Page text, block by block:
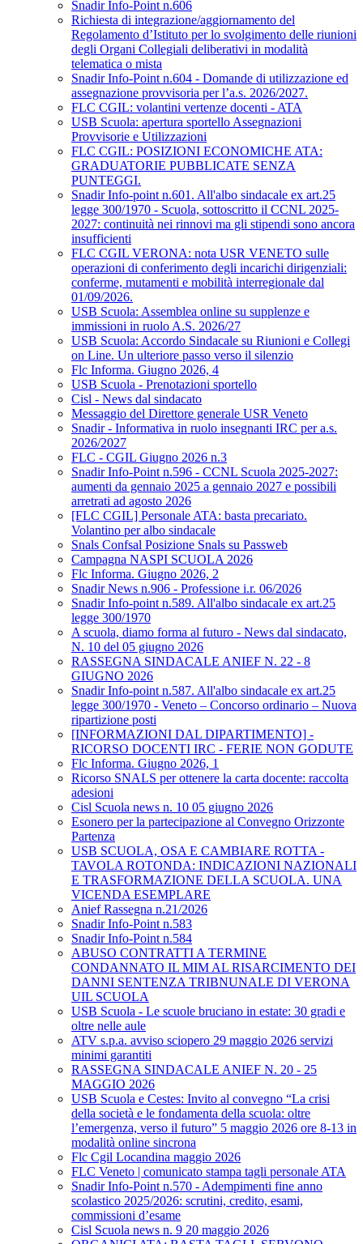
Snadir Info-Point n.606
Richiesta di integrazione/aggiornamento del
Regolamento d’Istituto per lo svolgimento delle riunioni
degli Organi Collegiali deliberativi in modalità
telematica o mista
Snadir Info-Point n.604 - Domande di utilizzazione ed
assegnazione provvisoria per l’a.s. 2026/2027.
FLC CGIL: volantini vertenze docenti - ATA
USB Scuola: apertura sportello Assegnazioni
Provvisorie e Utilizzazioni
FLC CGIL: POSIZIONI ECONOMICHE ATA:
GRADUATORIE PUBBLICATE SENZA
PUNTEGGI.
Snadir Info-point n.601. All'albo sindacale ex art.25
legge 300/1970 - Scuola, sottoscritto il CCNL 2025-
2027: continuità nei rinnovi ma gli stipendi sono ancora
insufficienti
FLC CGIL VERONA: nota USR VENETO sulle
operazioni di conferimento degli incarichi dirigenziali:
conferme, mutamenti e mobilità interregionale dal
01/09/2026.
USB Scuola: Assemblea online su supplenze e
immissioni in ruolo A.S. 2026/27
USB Scuola: Accordo Sindacale su Riunioni e Collegi
on Line. Un ulteriore passo verso il silenzio
Flc Informa. Giugno 2026, 4
USB Scuola - Prenotazioni sportello
Cisl - News dal sindacato
Messaggio del Direttore generale USR Veneto
Snadir - Informativa in ruolo insegnanti IRC per a.s.
2026/2027
FLC - CGIL Giugno 2026 n.3
Snadir Info-Point n.596 - CCNL Scuola 2025-2027:
aumenti da gennaio 2025 a gennaio 2027 e possibili
arretrati ad agosto 2026
[FLC CGIL] Personale ATA: basta precariato.
Volantino per albo sindacale
Snals Confsal Posizione Snals su Passweb
Campagna NASPI SCUOLA 2026
Flc Informa. Giugno 2026, 2
Snadir News n.906 - Professione i.r. 06/2026
Snadir Info-point n.589. All'albo sindacale ex art.25
legge 300/1970
A scuola, diamo forma al futuro - News dal sindacato,
N. 10 del 05 giugno 2026
RASSEGNA SINDACALE ANIEF N. 22 - 8
GIUGNO 2026
Snadir Info-point n.587. All'albo sindacale ex art.25
legge 300/1970 - Veneto – Concorso ordinario – Nuova
ripartizione posti
[INFORMAZIONI DAL DIPARTIMENTO] -
RICORSO DOCENTI IRC - FERIE NON GODUTE
Flc Informa. Giugno 2026, 1
Ricorso SNALS per ottenere la carta docente: raccolta
adesioni
Cisl Scuola news n. 10 05 giugno 2026
Esonero per la partecipazione al Convegno Orizzonte
Partenza
USB SCUOLA, OSA E CAMBIARE ROTTA -
TAVOLA ROTONDA: INDICAZIONI NAZIONALI
E TRASFORMAZIONE DELLA SCUOLA. UNA
VICENDA ESEMPLARE
Anief Rassegna n.21/2026
Snadir Info-Point n.583
Snadir Info-Point n.584
ABUSO CONTRATTI A TERMINE
CONDANNATO IL MIM AL RISARCIMENTO DEI
DANNI SENTENZA TRIBNUNALE DI VERONA
UIL SCUOLA
USB Scuola - Le scuole bruciano in estate: 30 gradi e
oltre nelle aule
ATV s.p.a. avviso sciopero 29 maggio 2026 servizi
minimi garantiti
RASSEGNA SINDACALE ANIEF N. 20 - 25
MAGGIO 2026
USB Scuola e Cestes: Invito al convegno “La crisi
della società e le fondamenta della scuola: oltre
l’emergenza, verso il futuro” 5 maggio 2026 ore 8-13 in
modalità online sincrona
Flc Cgil Locandina maggio 2026
FLC Veneto | comunicato stampa tagli personale ATA
Snadir Info-Point n.570 - Adempimenti fine anno
scolastico 2025/2026: scrutini, credito, esami,
commissioni d’esame
Cisl Scuola news n. 9 20 maggio 2026